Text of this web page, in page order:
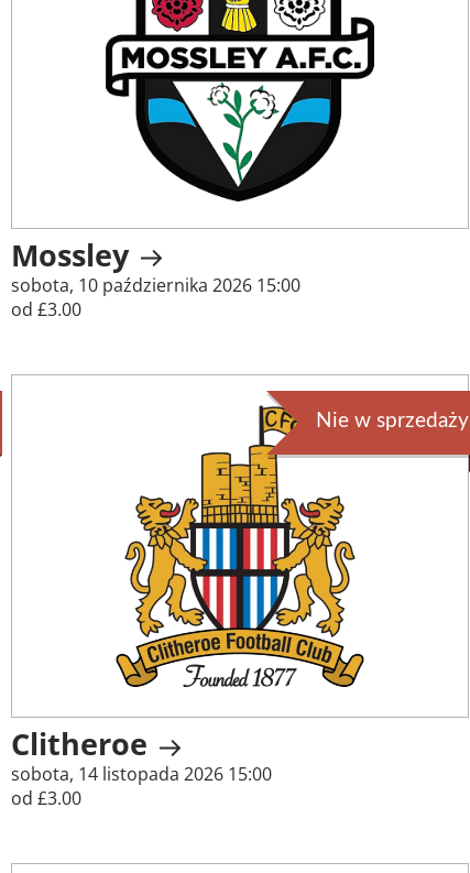
Mossley
sobota, 10 października 2026 15:00
od £3.00
Nie w sprzedaży
Clitheroe
sobota, 14 listopada 2026 15:00
od £3.00